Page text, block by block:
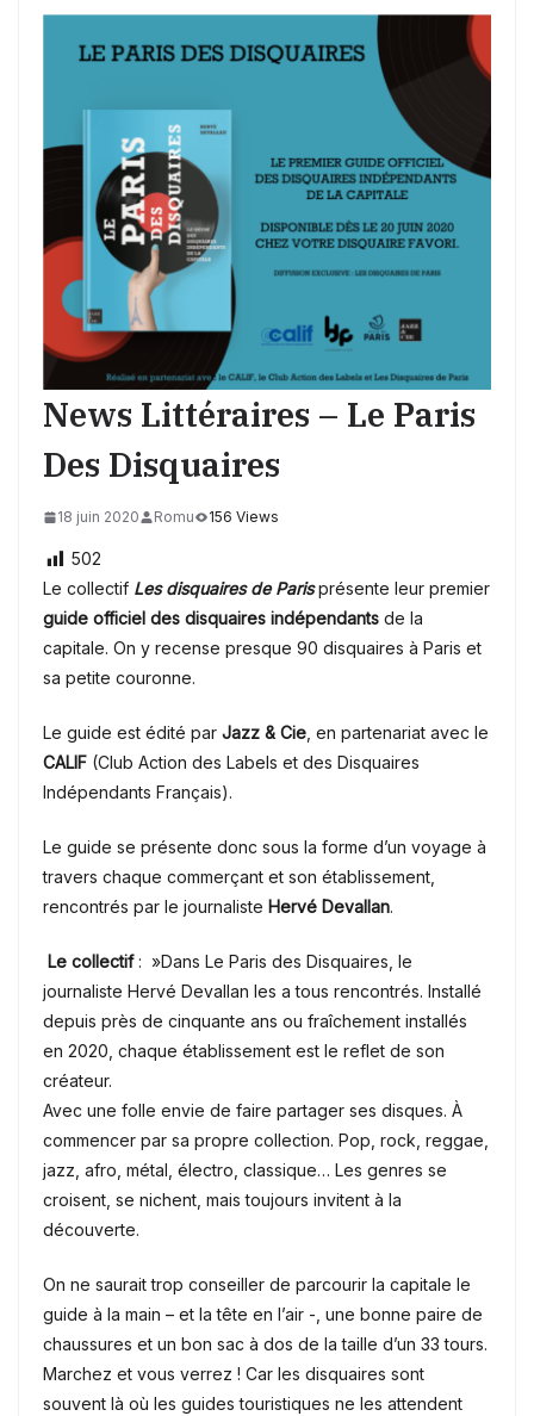
News Littéraires – Le Paris
Des Disquaires
18 juin 2020 Romu 156 Views
502
Le collectif Les disquaires de Parisprésente leur premier
guide officiel des disquaires indépendants de la
capitale. On y recense presque 90 disquaires à Paris et
sa petite couronne.
Le guide est édité par Jazz & Cie, en partenariat avec le
CALIF (Club Action des Labels et des Disquaires
Indépendants Français).
Le guide se présente donc sous la forme d’un voyage à
travers chaque commerçant et son établissement,
rencontrés par le journaliste Hervé Devallan.
Le collectif: »Dans Le Paris des Disquaires, le
journaliste Hervé Devallan les a tous rencontrés. Installé
depuis près de cinquante ans ou fraîchement installés
en 2020, chaque établissement est le reflet de son
créateur.
Avec une folle envie de faire partager ses disques. À
commencer par sa propre collection. Pop, rock, reggae,
jazz, afro, métal, électro, classique… Les genres se
croisent, se nichent, mais toujours invitent à la
découverte.
On ne saurait trop conseiller de parcourir la capitale le
guide à la main – et la tête en l’air -, une bonne paire de
chaussures et un bon sac à dos de la taille d’un 33 tours.
Marchez et vous verrez ! Car les disquaires sont
souvent là où les guides touristiques ne les attendent